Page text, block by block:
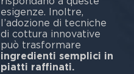
esigenze. Inoltre,
l’adozione di tecniche
di cottura innovative
può trasformare
ingredienti semplici in
piatti raffinati.